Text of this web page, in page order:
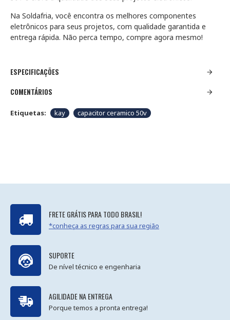
Na Soldafria, você encontra os melhores componentes
eletrônicos para seus projetos, com qualidade garantida e
entrega rápida. Não perca tempo, compre agora mesmo!
ESPECIFICAÇÕES
COMENTÁRIOS
Etiquetas: kay capacitor ceramico 50v
FRETE GRÁTIS PARA TODO BRASIL!
*conheça as regras para sua região
SUPORTE
De nível técnico e engenharia
AGILIDADE NA ENTREGA
Porque temos a pronta entrega!